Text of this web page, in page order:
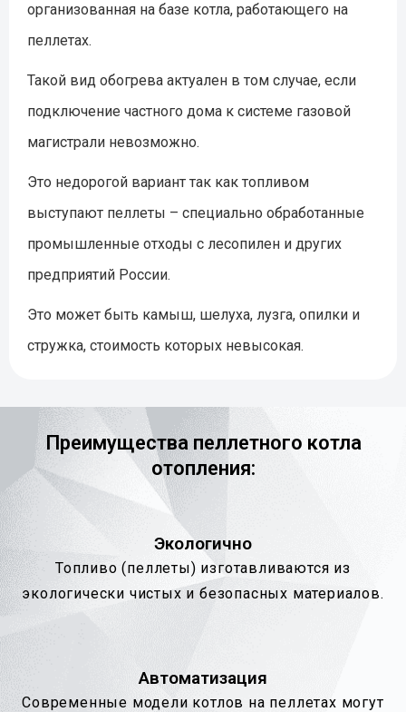
организованная на базе котла, работающего на
пеллетах.
Такой вид обогрева актуален в том случае, если
подключение частного дома к системе газовой
магистрали невозможно.
Это недорогой вариант так как топливом
выступают пеллеты – специально обработанные
промышленные отходы с лесопилен и других
предприятий России.
Это может быть камыш, шелуха, лузга, опилки и
стружка, стоимость которых невысокая.
Преимущества пеллетного котла
отопления:
Экологично
Топливо (пеллеты) изготавливаются из
экологически чистых и безопасных материалов.
Автоматизация
Современные модели котлов на пеллетах могут